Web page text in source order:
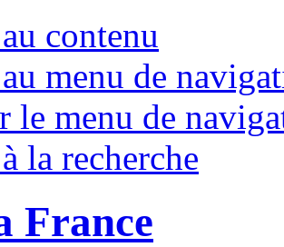
contenu
menu de
le menu de
la recherche
France